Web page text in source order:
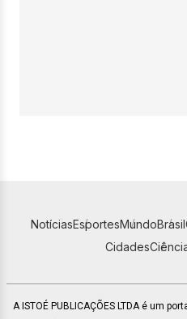
NotíciasEsportesMundoBrasil
Cidades
A ISTOÉ PUBLICAÇÕES LTDA é um